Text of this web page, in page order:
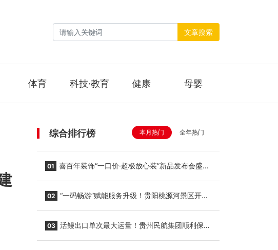
文章搜索
体育 科技·教育 健康 母婴
综合排行榜 本月热门 全年热门
01 喜百年装饰“一口价·超极放心装”新品发布会盛大
02 “一码畅游”赋能服务升级！贵阳桃源河景区开
03 活鳗出口单次最大运量！贵州民航集团顺利保障